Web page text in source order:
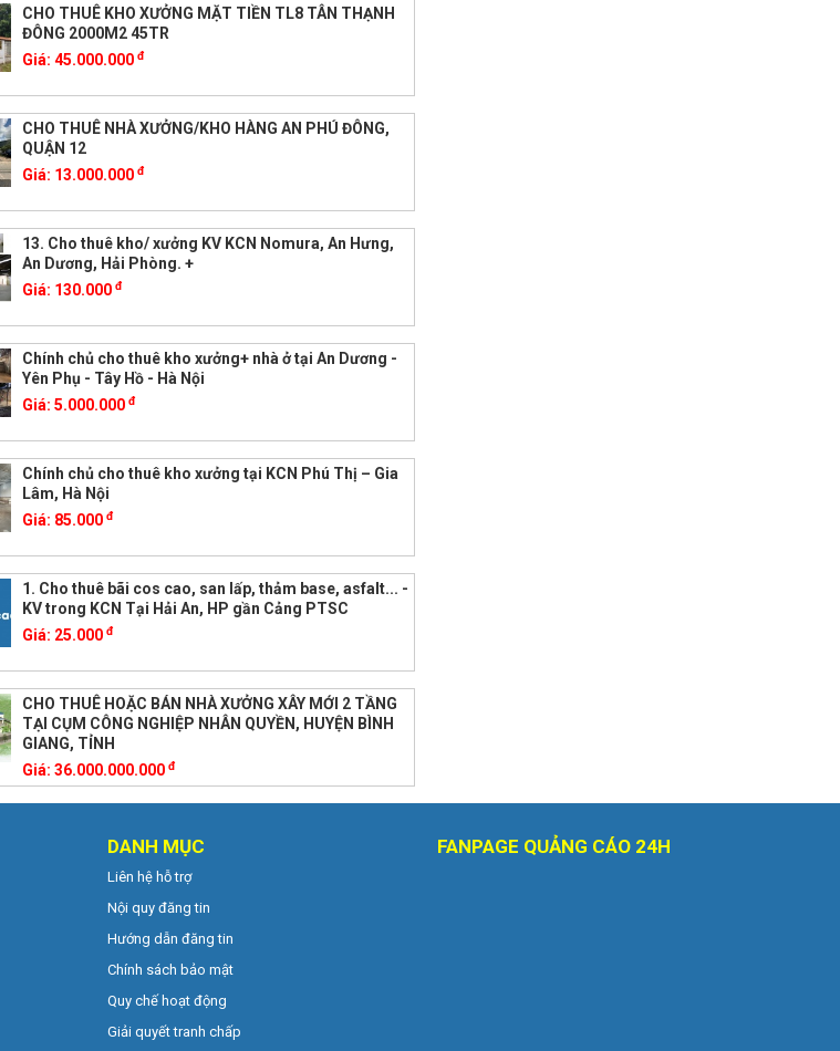
CHO THUÊ KHO XƯỞNG MẶT TIỀN TL8 TÂN THẠNH
ĐÔNG 2000M2 45TR
Giá:45.000.000đ
CHO THUÊ NHÀ XƯỞNG/KHO HÀNG AN PHÚ ĐÔNG,
QUẬN 12
Giá: 13.000.000đ
13. Cho thuê kho/ xưởng KV KCN Nomura, An Hưng,
An Dương, Hải Phòng. +
Giá: 130.000đ
Chính chủ cho thuê kho xưởng+ nhà ở tại An Dương -
Yên Phụ - Tây Hồ - Hà Nội
Giá:5.000.000đ
Chính chủ cho thuê kho xưởng tại KCN Phú Thị – Gia
Lâm, Hà Nội
Giá: 85.000đ
1. Cho thuê bãi cos cao, san lấp, thảm base, asfalt... -
KV trong KCN Tại Hải An, HP gần Cảng PTSC
Giá: 25.000đ
CHO THUÊ HOẶC BÁN NHÀ XƯỞNG XÂY MỚI 2 TẦNG
TẠI CỤM CÔNG NGHIỆP NHÂN QUYỀN, HUYỆN BÌNH
GIANG, TỈNH
Giá:36.000.000.000đ
DANH MỤC
Liên hệ hỗ trợ
Nội quy đăng tin
Hướng dẫn đăng tin
Chính sách bảo mật
Quy chế hoạt động
Giải quyết tranh chấp
FANPAGE QUẢNG CÁO 24H